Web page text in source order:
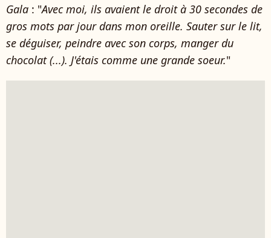
Gala : "Avec moi, ils avaient le droit à 30 secondes de
gros mots par jour dans mon oreille. Sauter sur le lit,
se déguiser, peindre avec son corps, manger du
chocolat (...). J'étais comme une grande soeur."